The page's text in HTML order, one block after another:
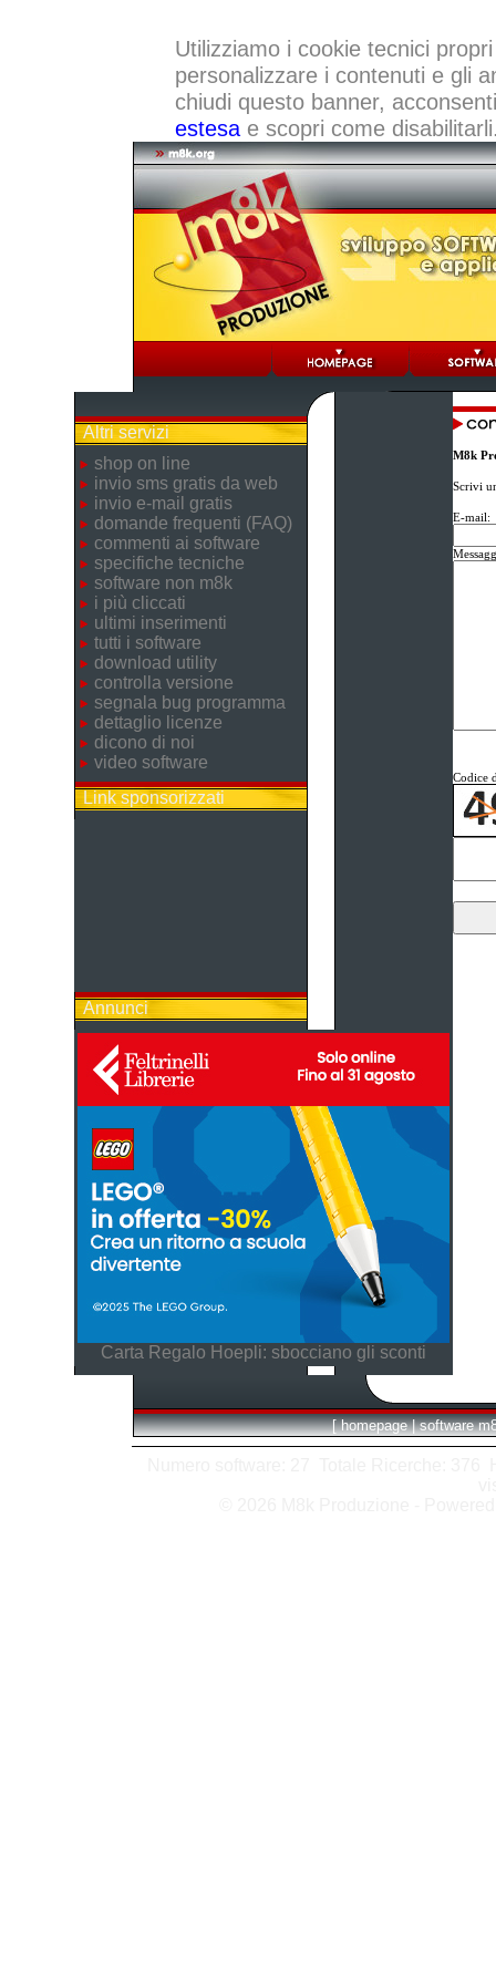
Utilizziamo i cookie tecnici
personalizzare i contenuti e gli
chiudi questo banner,
estesae scopri come
Altri servizi
shop on line
invio sms gratis da web
invio e-mail gratis
domande frequenti (FAQ)
commenti ai software
specifiche tecniche
software non m8k
i più cliccati
ultimi inserimenti
tutti i software
download utility
controlla versione
segnala bug programma
dettaglio licenze
dicono di noi
video software
Link sponsorizzati
Annunci
Carta Regalo Hoepli: sbocciano gli sconti
M8k
Scrivi
E-mail:
Codice
[ homepage | software